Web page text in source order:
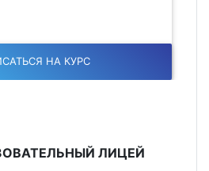
НА КУРС
ЛИЦЕЙ